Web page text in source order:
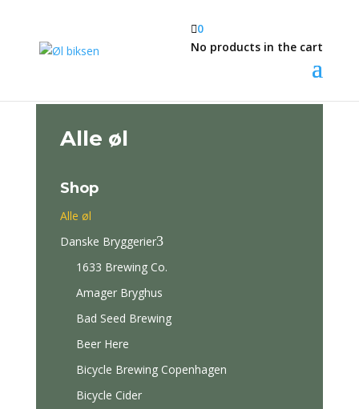
0
No products in the cart
Alle øl
Shop
Alle øl
Danske Bryggerier3
1633 Brewing Co.
Amager Bryghus
Bad Seed Brewing
Beer Here
Bicycle Brewing Copenhagen
Bicycle Cider